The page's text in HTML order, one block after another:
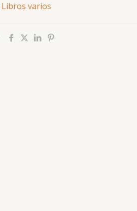
Libros varios